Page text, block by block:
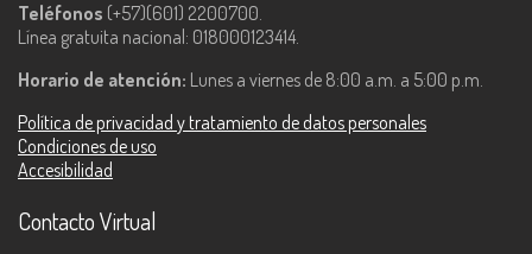
Teléfonos (+57)(601) 2200700.
Línea gratuita nacional: 018000123414.
Horario de atención: Lunes a viernes de 8:00 a.m. a 5:00 p.m.
Política de privacidad y tratamiento de datos personales
Condiciones de uso
Accesibilidad
Contacto Virtual